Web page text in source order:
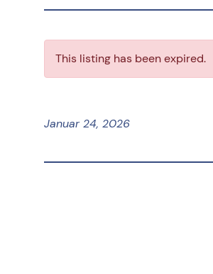
This listing has been expired.
Januar 24, 2026